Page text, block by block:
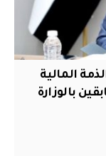
المالية
بالوزارة